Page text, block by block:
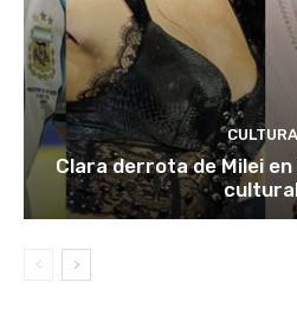
CULTURA
Clara derrota de Milei